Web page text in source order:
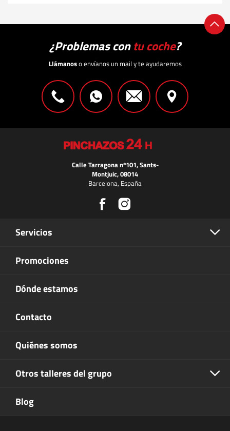
¿Problemas contu coche?
Llámanoso envíanos un mail y te ayudaremos
Calle Tarragona nº101, Sants-
Montjuic, 08014
Barcelona, España
Servicios
Promociones
Dónde estamos
Contacto
Quiénes somos
Otros talleres del grupo
Blog